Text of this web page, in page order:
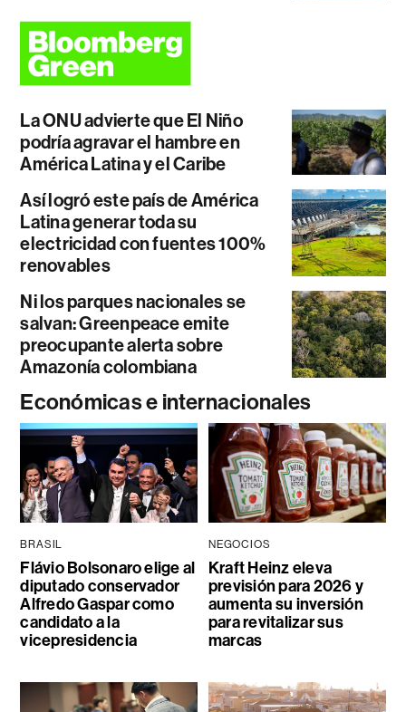
La ONU advierte que El Niño
podría agravar el hambre en
América Latina y el Caribe
Así logró este país de América
Latina generar toda su
electricidad con fuentes 100%
renovables
Ni los parques nacionales se
salvan: Greenpeace emite
preocupante alerta sobre
Amazonía colombiana
Económicas e internacionales
BRASIL
Flávio Bolsonaro elige al
diputado conservador
Alfredo Gaspar como
candidato a la
vicepresidencia
NEGOCIOS
Kraft Heinz eleva
previsión para 2026 y
aumenta su inversión
para revitalizar sus
marcas